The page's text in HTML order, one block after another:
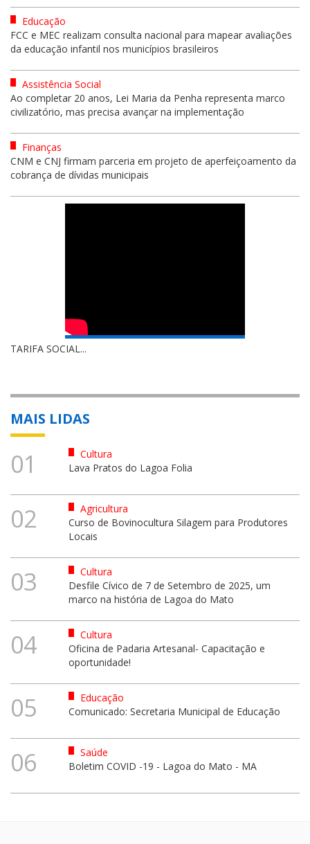
Educação
FCC e MEC realizam consulta nacional para mapear avaliações
da educação infantil nos municípios brasileiros
Assistência Social
Ao completar 20 anos, Lei Maria da Penha representa marco
civilizatório, mas precisa avançar na implementação
Finanças
CNM e CNJ firmam parceria em projeto de aperfeiçoamento da
cobrança de dívidas municipais
TARIFA SOCIAL...
MAIS LIDAS
01
Cultura
Lava Pratos do Lagoa Folia
02
Agricultura
Curso de Bovinocultura Silagem para Produtores
Locais
03
Cultura
Desfile Cívico de 7 de Setembro de 2025, um
marco na história de Lagoa do Mato
04
Cultura
Oficina de Padaria Artesanal- Capacitação e
oportunidade!
05
Educação
Comunicado: Secretaria Municipal de Educação
06
Saúde
Boletim COVID -19 - Lagoa do Mato - MA